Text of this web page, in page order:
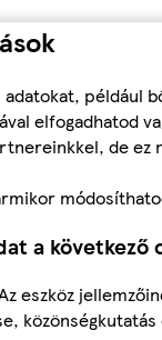
például
elfogadhatod
de ez
a következő
eszköz